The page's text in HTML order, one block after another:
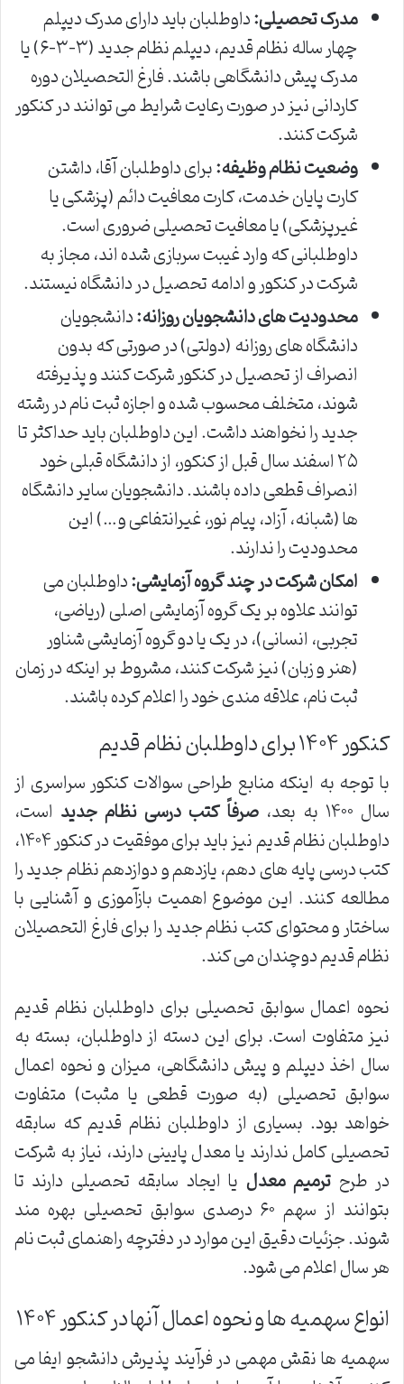
مدرک تحصیلی:داوطلبان باید دارای مدرک دیپلم
چهار ساله نظام قدیم، دیپلم نظام جدید (۳-۳-۶) یا
مدرک پیش دانشگاهی باشند. فارغ التحصیلان دوره
کاردانی نیز در صورت رعایت شرایط می توانند در کنکور
شرکت کنند.
وضعیت نظام وظیفه:برای داوطلبان آقا، داشتن
کارت پایان خدمت، کارت معافیت دائم (پزشکی یا
غیرپزشکی) یا معافیت تحصیلی ضروری است.
داوطلبانی که وارد غیبت سربازی شده اند، مجاز به
شرکت در کنکور و ادامه تحصیل در دانشگاه نیستند.
محدودیت های دانشجویان روزانه:دانشجویان
دانشگاه های روزانه (دولتی) در صورتی که بدون
انصراف از تحصیل در کنکور شرکت کنند و پذیرفته
شوند، متخلف محسوب شده و اجازه ثبت نام در رشته
جدید را نخواهند داشت. این داوطلبان باید حداکثر تا
۲۵ اسفند سال قبل از کنکور، از دانشگاه قبلی خود
انصراف قطعی داده باشند. دانشجویان سایر دانشگاه
ها (شبانه، آزاد، پیام نور، غیرانتفاعی و…) این
محدودیت را ندارند.
امکان شرکت در چند گروه آزمایشی:داوطلبان می
توانند علاوه بر یک گروه آزمایشی اصلی (ریاضی،
تجربی، انسانی)، در یک یا دو گروه آزمایشی شناور
(هنر و زبان) نیز شرکت کنند، مشروط بر اینکه در زمان
ثبت نام، علاقه مندی خود را اعلام کرده باشند.
کنکور ۱۴۰۴ برای داوطلبان نظام قدیم
با توجه به اینکه منابع طراحی سوالات کنکور سراسری از
سال ۱۴۰۰ به بعد،
صرفاً کتب درسی نظام جدید است،
داوطلبان نظام قدیم نیز باید برای موفقیت در کنکور ۱۴۰۴،
کتب درسی پایه های دهم، یازدهم و دوازدهم نظام جدید را
مطالعه کنند. این موضوع اهمیت بازآموزی و آشنایی با
ساختار و محتوای کتب نظام جدید را برای فارغ التحصیلان
نظام قدیم دوچندان می کند.
نحوه اعمال سوابق تحصیلی برای داوطلبان نظام قدیم
نیز متفاوت است. برای این دسته از داوطلبان، بسته به
سال اخذ دیپلم و پیش دانشگاهی، میزان و نحوه اعمال
سوابق تحصیلی (به صورت قطعی یا مثبت) متفاوت
خواهد بود. بسیاری از داوطلبان نظام قدیم که سابقه
تحصیلی کامل ندارند یا معدل پایینی دارند، نیاز به شرکت
در طرح ترمیم معدل یا ایجاد سابقه تحصیلی دارند تا
بتوانند از سهم ۶۰ درصدی سوابق تحصیلی بهره مند
شوند. جزئیات دقیق این موارد در دفترچه راهنمای ثبت نام
هر سال اعلام می شود.
انواع سهمیه ها و نحوه اعمال آنها در کنکور ۱۴۰۴
سهمیه ها نقش مهمی در فرآیند پذیرش دانشجو ایفا می